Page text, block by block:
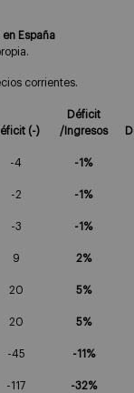
España
corrientes.
(-)
Déficit
/Ingresos
-4 -1%
-2 -1%
-3 -1%
9 2%
20 5%
20 5%
-45 -11%
-117 -32%